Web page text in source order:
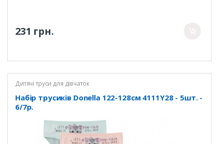
231 грн.
Дитячі труси для дівчаток
Набір трусиків Donella 122-128см 4111Y28 - 5шт. -
6/7р.